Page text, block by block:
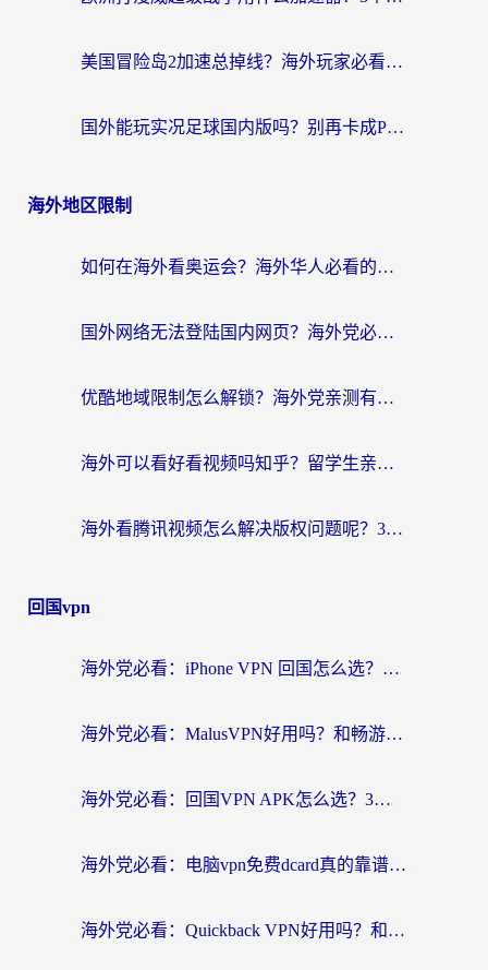
美国冒险岛2加速总掉线？海外玩家必看的国服游戏加速器选择指南
国外能玩实况足球国内版吗？别再卡成PPT！海外党国服游戏加速全攻略
海外地区限制
如何在海外看奥运会？海外华人必看的体育赛事直播终极指南
国外网络无法登陆国内网页？海外党必看：选对回国加速器实现无缝访问
优酷地域限制怎么解锁？海外党亲测有效的追剧自由指南
海外可以看好看视频吗知乎？留学生亲测有效的回国追剧解决方案
海外看腾讯视频怎么解决版权问题呢？3步让你轻松解锁国内影视自由
回国vpn
海外党必看：iPhone VPN 回国怎么选？一篇搞定无缝访问国内资源
海外党必看：MalusVPN好用吗？和畅游VPN对比哪个回国效果更好？附穿梭飞鱼神龟真实体验
海外党必看：回国VPN APK怎么选？3步教你无缝刷国内剧玩国服
海外党必看：电脑vpn免费dcard真的靠谱吗？教你选对回国加速器无缝访问国内资源
海外党必看：Quickback VPN好用吗？和小黑牛VPN对比哪个回国效果更好？附真实体验+避坑指南